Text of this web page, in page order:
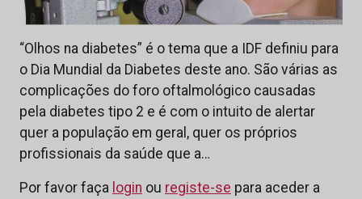
“Olhos na diabetes” é o tema que a IDF definiu para
o Dia Mundial da Diabetes deste ano. São várias as
complicações do foro oftalmológico causadas
pela diabetes tipo 2 e é com o intuito de alertar
quer a população em geral, quer os próprios
profissionais da saúde que a…
Por favor faça login ou registe-se para aceder a